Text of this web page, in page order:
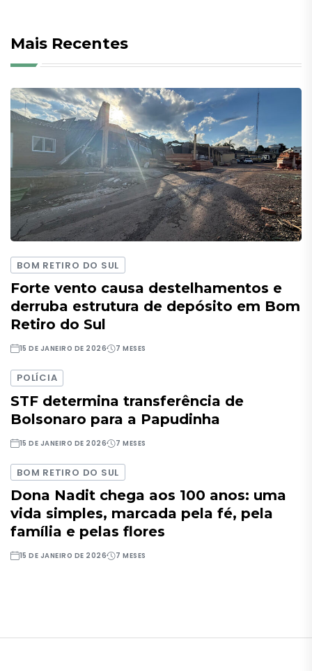
Mais Recentes
BOM RETIRO DO SUL
Forte vento causa destelhamentos e
derruba estrutura de depósito em Bom
Retiro do Sul
15 DE JANEIRO DE 2026 7 MESES
POLÍCIA
STF determina transferência de
Bolsonaro para a Papudinha
15 DE JANEIRO DE 2026 7 MESES
BOM RETIRO DO SUL
Dona Nadit chega aos 100 anos: uma
vida simples, marcada pela fé, pela
família e pelas flores
15 DE JANEIRO DE 2026 7 MESES